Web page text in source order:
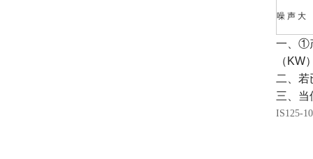
噪 声 大
一、①
（
二、
三、当
IS125-